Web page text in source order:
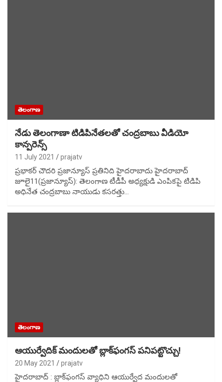
తెలంగాణ
నేడు తెలంగాణా టిడిపినేతలతో చంద్రబాబు వీడియో
కాన్పరెన్స్
11 July 2021 prajatv
ప్రభాకర్ చౌదరి ప్రజాన్యూస్ ప్రతినిది హైదరాబాదు హైదరాబాద్
జూలై11(ప్రజాన్యూస్): తెలంగాణ టీడీపీ అధ్యక్షుడి ఎంపికపై టిడిపి
అధినేత చంద్రబాబు నాయుడు కసరత్తు…
తెలంగాణ
ఆయుర్వేదిక్‌ మందులతో బ్లాక్‌ఫంగస్‌ పనిపట్టొచ్చు!
20 May 2021 prajatv
హైదరాబాద్‌ : బ్లాక్‌ఫంగస్‌ వ్యాధిని ఆయుర్వేద మందులతో